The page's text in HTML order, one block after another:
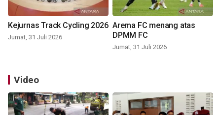
Kejurnas Track Cycling 2026
Jumat, 31 Juli 2026
Arema FC menang atas
DPMM FC
Jumat, 31 Juli 2026
Video